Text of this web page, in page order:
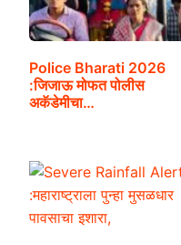
Police Bharati 2026
:जिजाऊ मोफत पोलीस
अकॅडेमीचा…